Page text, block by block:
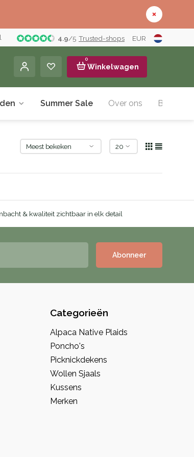
4.9/5 Trusted-shops EUR
0
Winkelwagen
Summer Sale Over ons Blog
& kwaliteit zichtbaar in elk detail
Abonneer
Categorieën
Alpaca Native Plaids
Poncho's
Picknickdekens
Wollen Sjaals
Kussens
Merken